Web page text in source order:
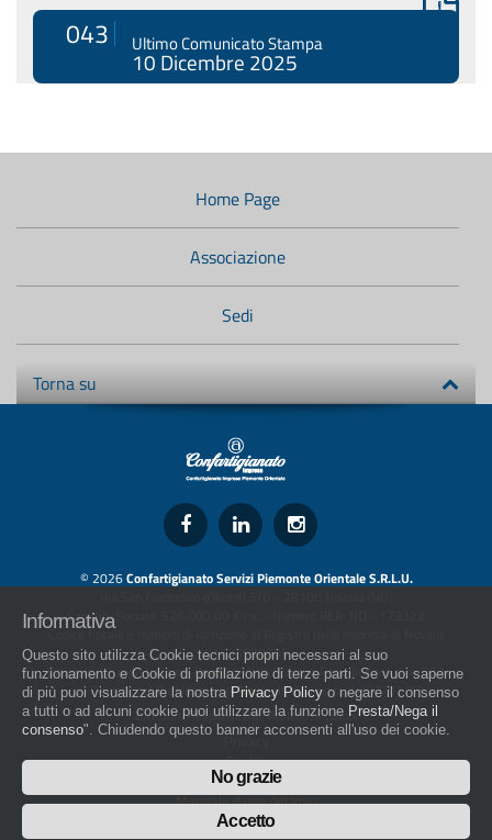
043 Ultimo Comunicato Stampa
10 Dicembre 2025
Home Page
Associazione
Sedi
Torna su
© 2026Confartigianato Servizi Piemonte Orientale S.R.L.U.
Capitale Sociale: 526.000,00 € i.v. - Numero REA: NO - 173322
Codice fiscale e numero di iscrizione al Registro delle Imprese di Novara
01436930034
artigiani.it è registrato nel Registro della Stampa Periodica con il nr. 562
con Decreto del Presidente del Tribunale di Novara del 07/03/13
Direttore Responsabile: Amleto Impaloni
Privacy
Cookie
Whistleblowing
Manuale d'uso del logo
Policy sulla Parità di genere
Informativa
Questo sito utilizza Cookie tecnici propri necessari al suo
funzionamento e Cookie di profilazione di terze parti. Se vuoi saperne
di più puoi visualizzare la nostra Privacy Policy o negare il consenso
a tutti o ad alcuni cookie puoi utilizzare la funzione Presta/Nega il
consenso". Chiudendo questo banner acconsenti all'uso dei cookie.
No grazie
Accetto